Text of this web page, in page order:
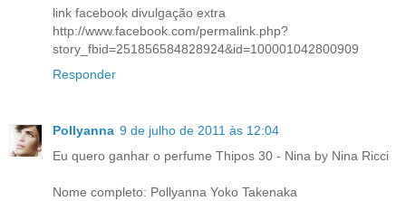
link facebook divulgação extra
http://www.facebook.com/permalink.php?
story_fbid=251856584828924&id=100001042800909
Responder
Pollyanna 9 de julho de 2011 às 12:04
Eu quero ganhar o perfume Thipos 30 - Nina by Nina Ricci
Nome completo: Pollyanna Yoko Takenaka